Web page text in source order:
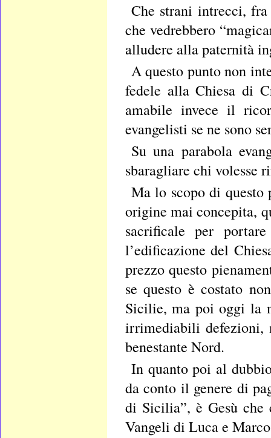
Che strani intrecci,
che vedrebbero
alludere alla paternità
A questo punto non
fedele alla Chiesa di
amabile invece il
evangelisti se ne sono
Su una parabola
sbaragliare chi volesse
Ma lo scopo di questo
origine mai concepita,
sacrificale per
l’edificazione del
prezzo questo
se questo è costato
Sicilie, ma poi oggi la
irrimediabili defezioni,
benestante Nord.
In quanto poi al
da conto il genere di
di Sicilia”, è Gesù che
Vangeli di Luca e